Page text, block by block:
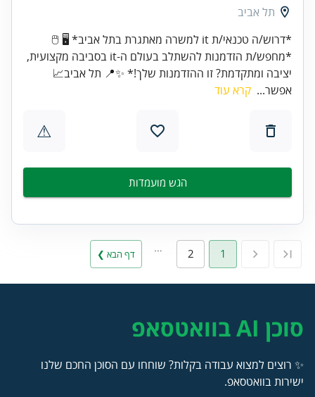
תל אביב
*דרוש/ה טכנאי/ת it למשרה מאתגרת בתל אביב* 🖥️ 🖱️
*מחפש/ת הזדמנות להשתלב בעולם ה-it בסביבה מקצועית,
יציבה ומתקדמת? זו ההזדמנות שלך!* ✨📍 תל אביב📈
אפשר... קרא עוד
⚠
הגש מועמדות
1
2 דף הבא ❯
סוכן AI בוואטסאפ
✨ רוצים למצוא עבודה בקלות? שוחחו עם הסוכן החכם שלנו
ישירות בוואטסאפ.